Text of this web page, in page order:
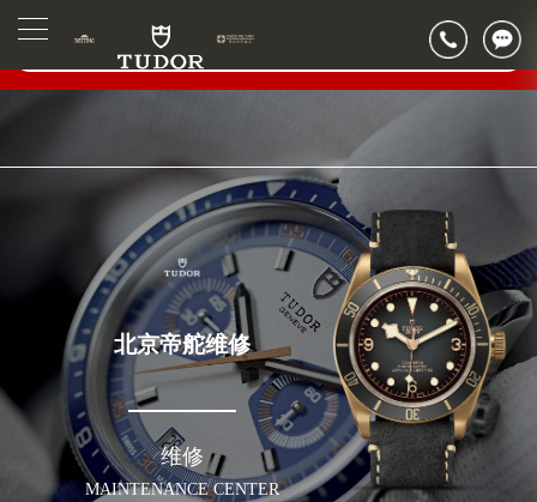
▲
▼
2026年6月北京市帝舵官方售后客户服务热线：400-801-5381
2026年6月帝舵售后服务中心最新网点地址：
节假日正常营业！
北京帝舵维修
维修
MAINTENANCE CENTER